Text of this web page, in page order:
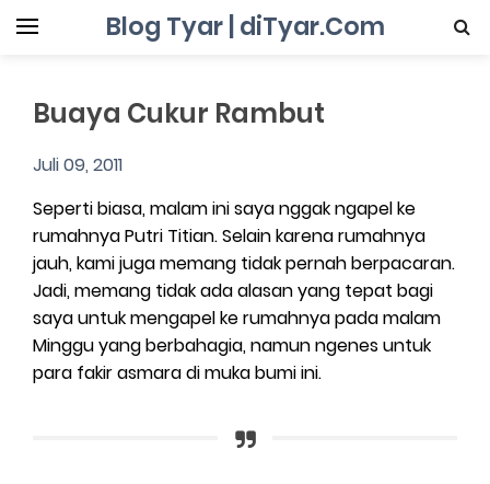
Blog Tyar | diTyar.Com
Buaya Cukur Rambut
Juli 09, 2011
Seperti biasa, malam ini saya nggak ngapel ke
rumahnya Putri Titian. Selain karena rumahnya
jauh, kami juga memang tidak pernah berpacaran.
Jadi, memang tidak ada alasan yang tepat bagi
saya untuk mengapel ke rumahnya pada malam
Minggu yang berbahagia, namun ngenes untuk
para fakir asmara di muka bumi ini.